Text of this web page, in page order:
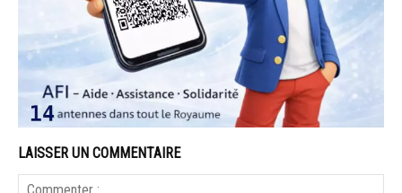
LAISSER UN COMMENTAIRE